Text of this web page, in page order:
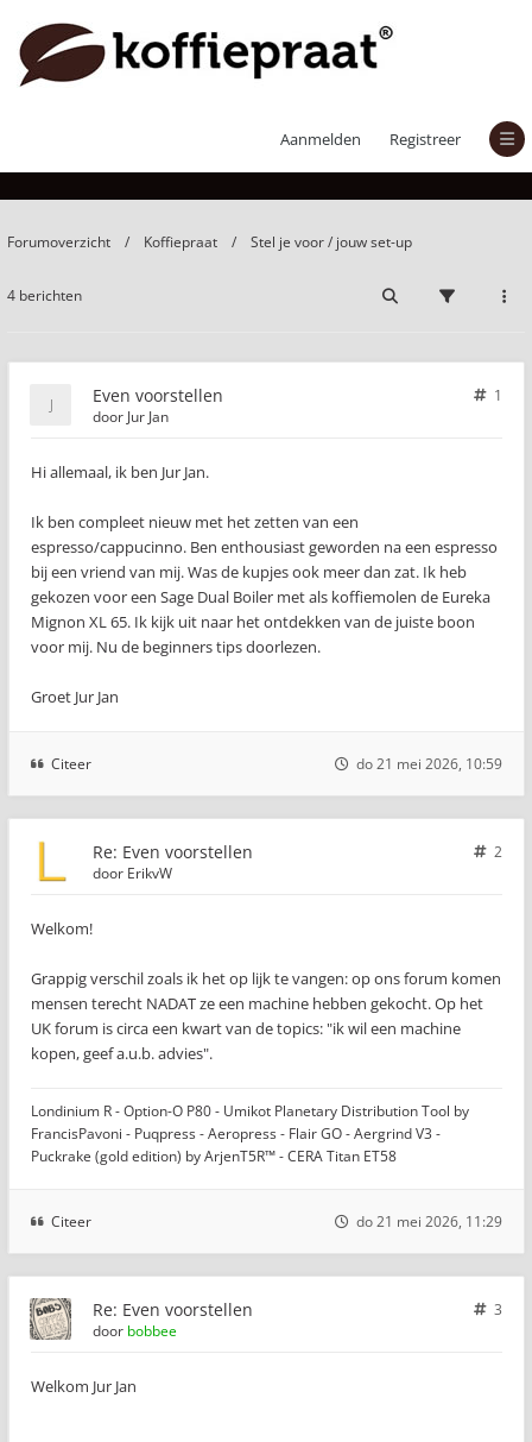
Aanmelden Registreer
Forumoverzicht Koffiepraat Stel je voor / jouw set-up
4 berichten
Even voorstellen
1
door Jur Jan
Hi allemaal, ik ben Jur Jan.
Ik ben compleet nieuw met het zetten van een
espresso/cappucinno. Ben enthousiast geworden na een espresso
bij een vriend van mij. Was de kupjes ook meer dan zat. Ik heb
gekozen voor een Sage Dual Boiler met als koffiemolen de Eureka
Mignon XL 65. Ik kijk uit naar het ontdekken van de juiste boon
voor mij. Nu de beginners tips doorlezen.
Groet Jur Jan
Citeer do 21 mei 2026, 10:59
Re: Even voorstellen
2
door ErikvW
Welkom!
Grappig verschil zoals ik het op lijk te vangen: op ons forum komen
mensen terecht NADAT ze een machine hebben gekocht. Op het
UK forum is circa een kwart van de topics: "ik wil een machine
kopen, geef a.u.b. advies".
Londinium R - Option-O P80 - Umikot Planetary Distribution Tool by
FrancisPavoni - Puqpress - Aeropress - Flair GO - Aergrind V3 -
Puckrake (gold edition) by ArjenT5R™ - CERA Titan ET58
Citeer do 21 mei 2026, 11:29
Re: Even voorstellen
3
door bobbee
Welkom Jur Jan